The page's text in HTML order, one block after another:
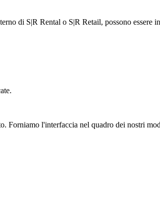
di S|R Rental o S|R Retail, possono essere
l'interfaccia nel quadro dei nostri